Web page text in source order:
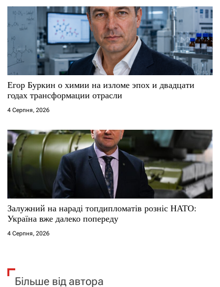
Егор Буркин о химии на изломе эпох и двадцати
годах трансформации отрасли
4 Серпня, 2026
Залужний на нараді топдипломатів розніс НАТО:
Україна вже далеко попереду
4 Серпня, 2026
Більше від автора